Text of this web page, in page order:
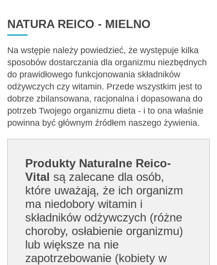
NATURA REICO - MIELNO
Na wstępie należy powiedzieć, że występuje kilka
sposobów dostarczania dla organizmu niezbędnych
do prawidłowego funkcjonowania składników
odżywczych czy witamin. Przede wszystkim jest to
dobrze zbilansowana, racjonalna i dopasowana do
potrzeb Twojego organizmu dieta - i to ona właśnie
powinna być głównym źródłem naszego żywienia.
Produkty Naturalne Reico-
Vital są zalecane dla osób,
które uważają, że ich organizm
ma niedobory witamin i
składników odżywczych (różne
choroby, osłabienie organizmu)
lub większe na nie
zapotrzebowanie (kobiety w